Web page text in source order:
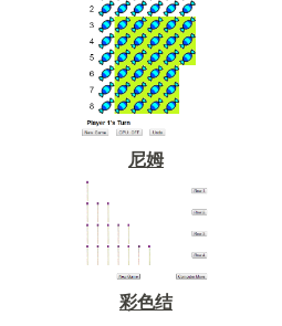
尼姆
彩色结